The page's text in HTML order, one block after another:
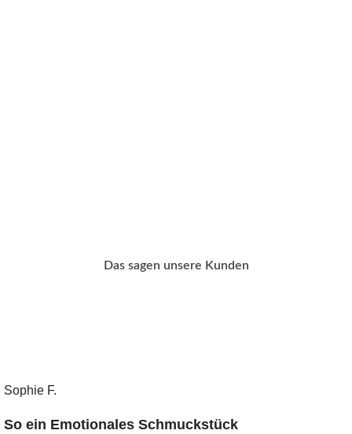
Das sagen unsere Kunden
Sophie F.
So ein Emotionales Schmuckstück